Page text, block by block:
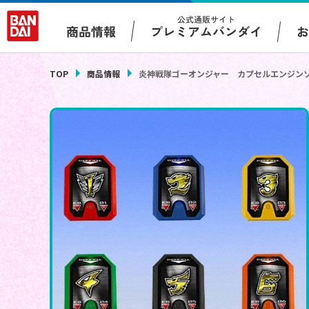
商品情報
公式通販サイト
プレミアムバンダイ
TOP 商品情報 炎神戦隊ゴーオンジャー カプセルエンジン